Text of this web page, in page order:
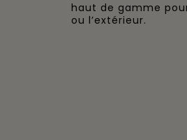
haut de gamme
ou l’extérieur.